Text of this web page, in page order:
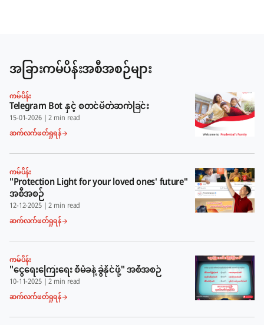
အခြားကမ်ပိန်းအစီအစဉ်များ
ကမ်ပိန်း
Telegram Bot နှင့် စတင်မိတ်ဆက်ခြင်း
15-01-2026|2 min read
ဆက်လက်ဖတ်ရှုရန်
ကမ်ပိန်း
"Protection Light for your loved ones' future"
အစီအစဉ်
12-12-2025|2 min read
ဆက်လက်ဖတ်ရှုရန်
ကမ်ပိန်း
"ငွေရေးကြေးရေး စီမံခန့်ခွဲနိုင်ဖို့" အစီအစဉ်
10-11-2025|2 min read
ဆက်လက်ဖတ်ရှုရန်